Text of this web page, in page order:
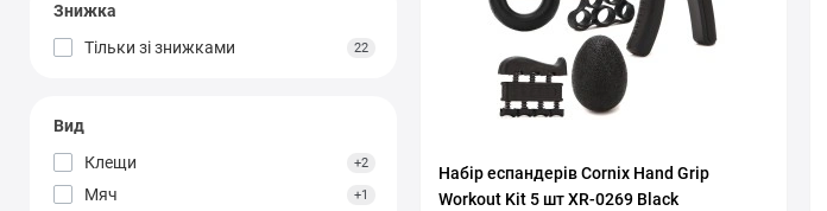
Знижка
Тільки зі знижками
22
Вид
Клещи
+2
Мяч +1
Набір еспандерів Cornix Hand Grip
Workout Kit 5 шт XR-0269 Black